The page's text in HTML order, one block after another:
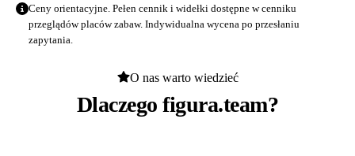
Ceny orientacyjne. Pełen cennik i widełki dostępne wcenniku
przeglądów placów zabaw. Indywidualna wycena po przesłaniu
zapytania.
O nas warto wiedzieć
Dlaczego figura.team?